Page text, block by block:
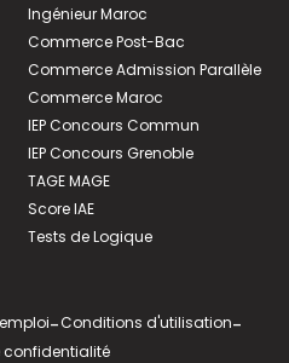
Ingénieur Maroc
Commerce Post-Bac
Commerce Admission Parallèle
Commerce Maroc
IEP Concours Commun
IEP Concours Grenoble
TAGE MAGE
Score IAE
Tests de Logique
-Conditions d'utilisation-
confidentialité